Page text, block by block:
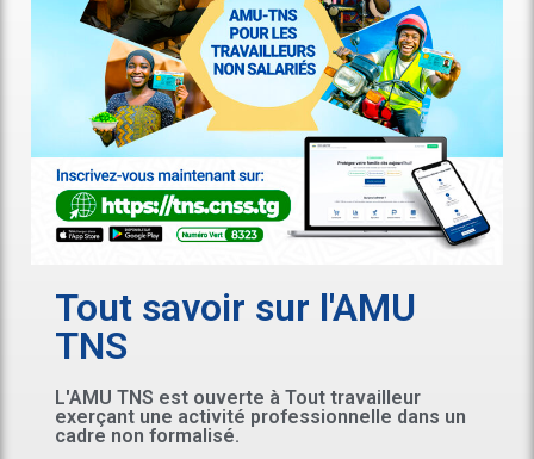
Tout savoir sur l'AMU
TNS
L'AMU TNS est ouverte à Tout travailleur
exerçant une activité professionnelle dans un
cadre non formalisé.